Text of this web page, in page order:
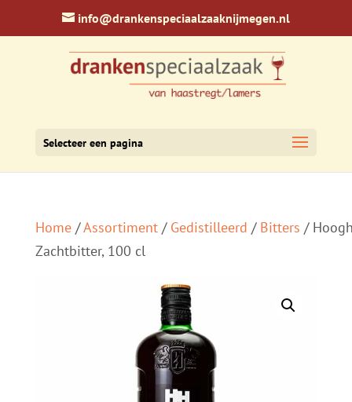
info@drankenspeciaalzaaknijmegen.nl
Selecteer een pagina
Home/Assortiment/ Gedistilleerd / Bitters /
Zachtbitter, 100 cl